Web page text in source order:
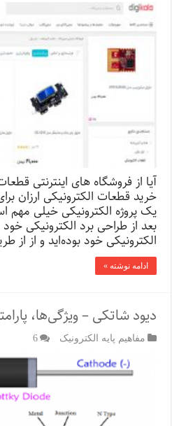
آیا از فروشگاه‌ های اینترنتی
خرید قطعات الکترونیکی ارزان
یک پروژه الکترونیکی خیلی
بعد از طراحی برد الکترونیکی
الکترونیکی خود بوده‌اید و از از
ادامه نوشته »
دیود شاتکی – ویژگی‌ها،
مفاهیم پایه الکترونیک 6